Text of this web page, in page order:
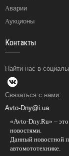
Аварии
Аукционы
Контакты
Найти нас в
Связаться с нами:
Avto-Dny@i.ua
«Avto-Dny.Ru» –
новостями.
Данный новостной
автомототехнике.